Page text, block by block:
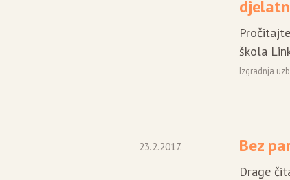
škola
Izgradnja
23.2.2017. Bez
Drage